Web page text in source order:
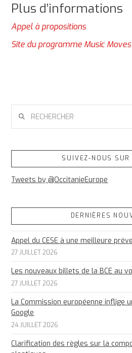
Plus d’informations
Appel à propositions
Site du programme Music
SUIVEZ-NOUS SUR
Tweets by @OccitanieEurope
DERNIÈRES
Appel du CESE à une meilleure
27 JUILLET 2026
Les nouveaux billets de la BCE au
27 JUILLET 2026
La Commission européenne inflige
Google
24 JUILLET 2026
Clarification des règles sur la